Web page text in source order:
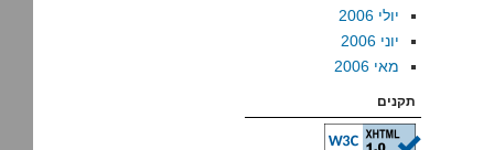
יולי 2006
יוני 2006
מאי 2006
תקנים